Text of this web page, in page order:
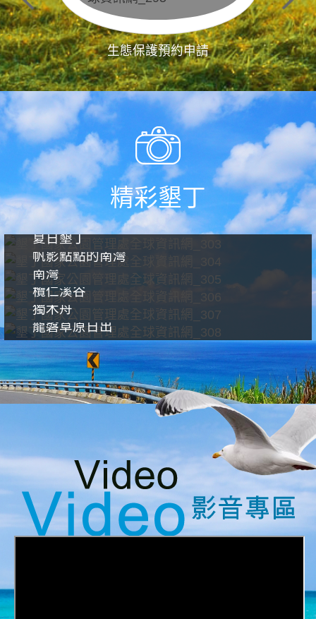
生態保護預約申請
精彩墾丁
夏日墾丁
帆影點點的南灣
南灣
欖仁溪谷
獨木舟
龍磐草原日出